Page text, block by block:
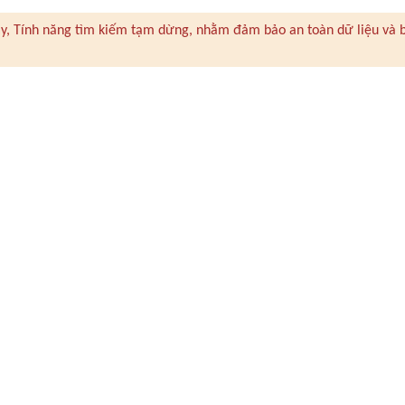
Tính năng tìm kiếm tạm dừng, nhằm đảm bảo an toàn dữ liệu và